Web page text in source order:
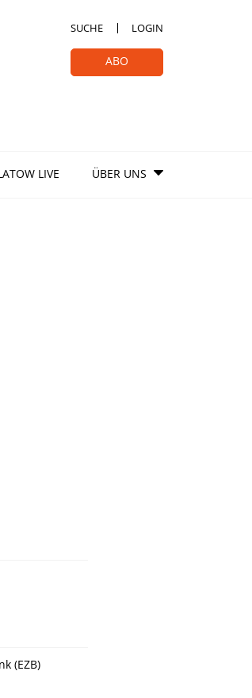
SUCHE LOGIN
ABO
LIVE ÜBER UNS
(EZB)